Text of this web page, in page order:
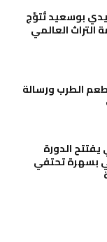
بوسعيد تُتوَّج
التراث العالمي
الطرب ورسالة
يفتتح الدورة
بسهرة تحتفي